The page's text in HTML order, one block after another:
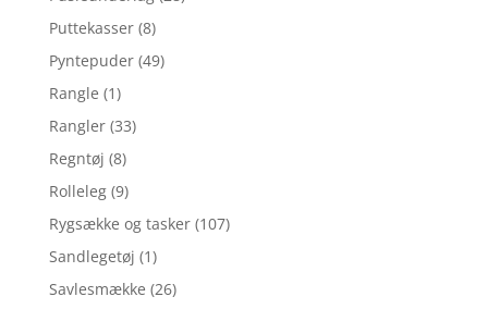
Puttekasser (8)
Pyntepuder (49)
Rangle (1)
Rangler (33)
Regntøj (8)
Rolleleg (9)
Rygsække og tasker (107)
Sandlegetøj (1)
Savlesmække (26)